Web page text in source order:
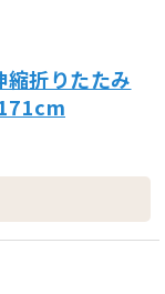
折りたたみ